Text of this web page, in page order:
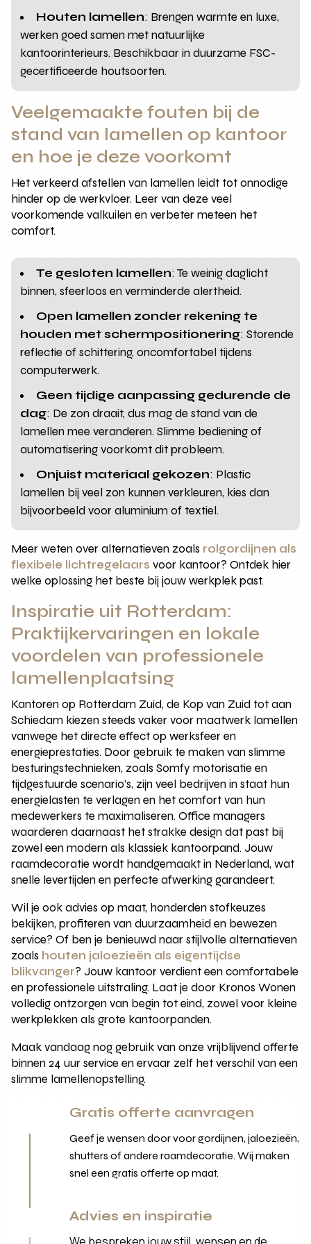
Houten lamellen: Brengen warmte en luxe,
werken goed samen met natuurlijke
kantoorinterieurs. Beschikbaar in duurzame FSC-
gecertificeerde houtsoorten.
Veelgemaakte fouten bij de
stand van lamellen op kantoor
en hoe je deze voorkomt
Het verkeerd afstellen van lamellen leidt tot onnodige
hinder op de werkvloer. Leer van deze veel
voorkomende valkuilen en verbeter meteen het
comfort.
Te gesloten lamellen: Te weinig daglicht
binnen, sfeerloos en verminderde alertheid.
Open lamellen zonder rekening te
houden met schermpositionering: Storende
reflectie of schittering, oncomfortabel tijdens
computerwerk.
Geen tijdige aanpassing gedurende de
dag: De zon draait, dus mag de stand van de
lamellen mee veranderen. Slimme bediening of
automatisering voorkomt dit probleem.
Onjuist materiaal gekozen: Plastic
lamellen bij veel zon kunnen verkleuren, kies dan
bijvoorbeeld voor aluminium of textiel.
Meer weten over alternatieven zoals rolgordijnen als
flexibele lichtregelaars voor kantoor? Ontdek hier
welke oplossing het beste bij jouw werkplek past.
Inspiratie uit Rotterdam:
Praktijkervaringen en lokale
voordelen van professionele
lamellenplaatsing
Kantoren op Rotterdam Zuid, de Kop van Zuid tot aan
Schiedam kiezen steeds vaker voor maatwerk lamellen
vanwege het directe effect op werksfeer en
energieprestaties. Door gebruik te maken van slimme
besturingstechnieken, zoals Somfy motorisatie en
tijdgestuurde scenario’s, zijn veel bedrijven in staat hun
energielasten te verlagen en het comfort van hun
medewerkers te maximaliseren. Office managers
waarderen daarnaast het strakke design dat past bij
zowel een modern als klassiek kantoorpand. Jouw
raamdecoratie wordt handgemaakt in Nederland, wat
snelle levertijden en perfecte afwerking garandeert.
Wil je ook advies op maat, honderden stofkeuzes
bekijken, profiteren van duurzaamheid en bewezen
service? Of ben je benieuwd naar stijlvolle alternatieven
zoals houten jaloezieën als eigentijdse
blikvanger? Jouw kantoor verdient een comfortabele
en professionele uitstraling. Laat je door Kronos Wonen
volledig ontzorgen van begin tot eind, zowel voor kleine
werkplekken als grote kantoorpanden.
Maak vandaag nog gebruik van onze vrijblijvend offerte
binnen 24 uur service en ervaar zelf het verschil van een
slimme lamellenopstelling.
Gratis offerte aanvragen
Geef je wensen door voor gordijnen, jaloezieën,
shutters of andere raamdecoratie. Wij maken
snel een gratis offerte op maat.
Advies en inspiratie